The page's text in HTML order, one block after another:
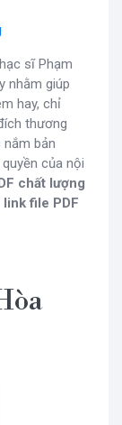
sĩ Phạm
nhằm giúp
hay, chỉ
thương
bản
của nội
chất lượng
file PDF